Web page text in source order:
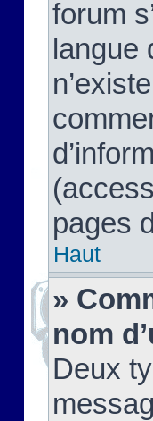
forum
langue
pages
Haut
»
nom
Deux